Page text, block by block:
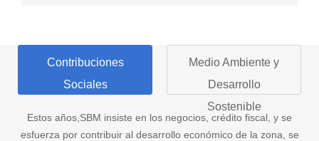
Contribuciones
Sociales
Medio Ambiente y
Desarrollo
Sostenible
Estos años,SBM insiste en los negocios, crédito fiscal, y se
esfuerza por contribuir al desarrollo económico de la zona, se